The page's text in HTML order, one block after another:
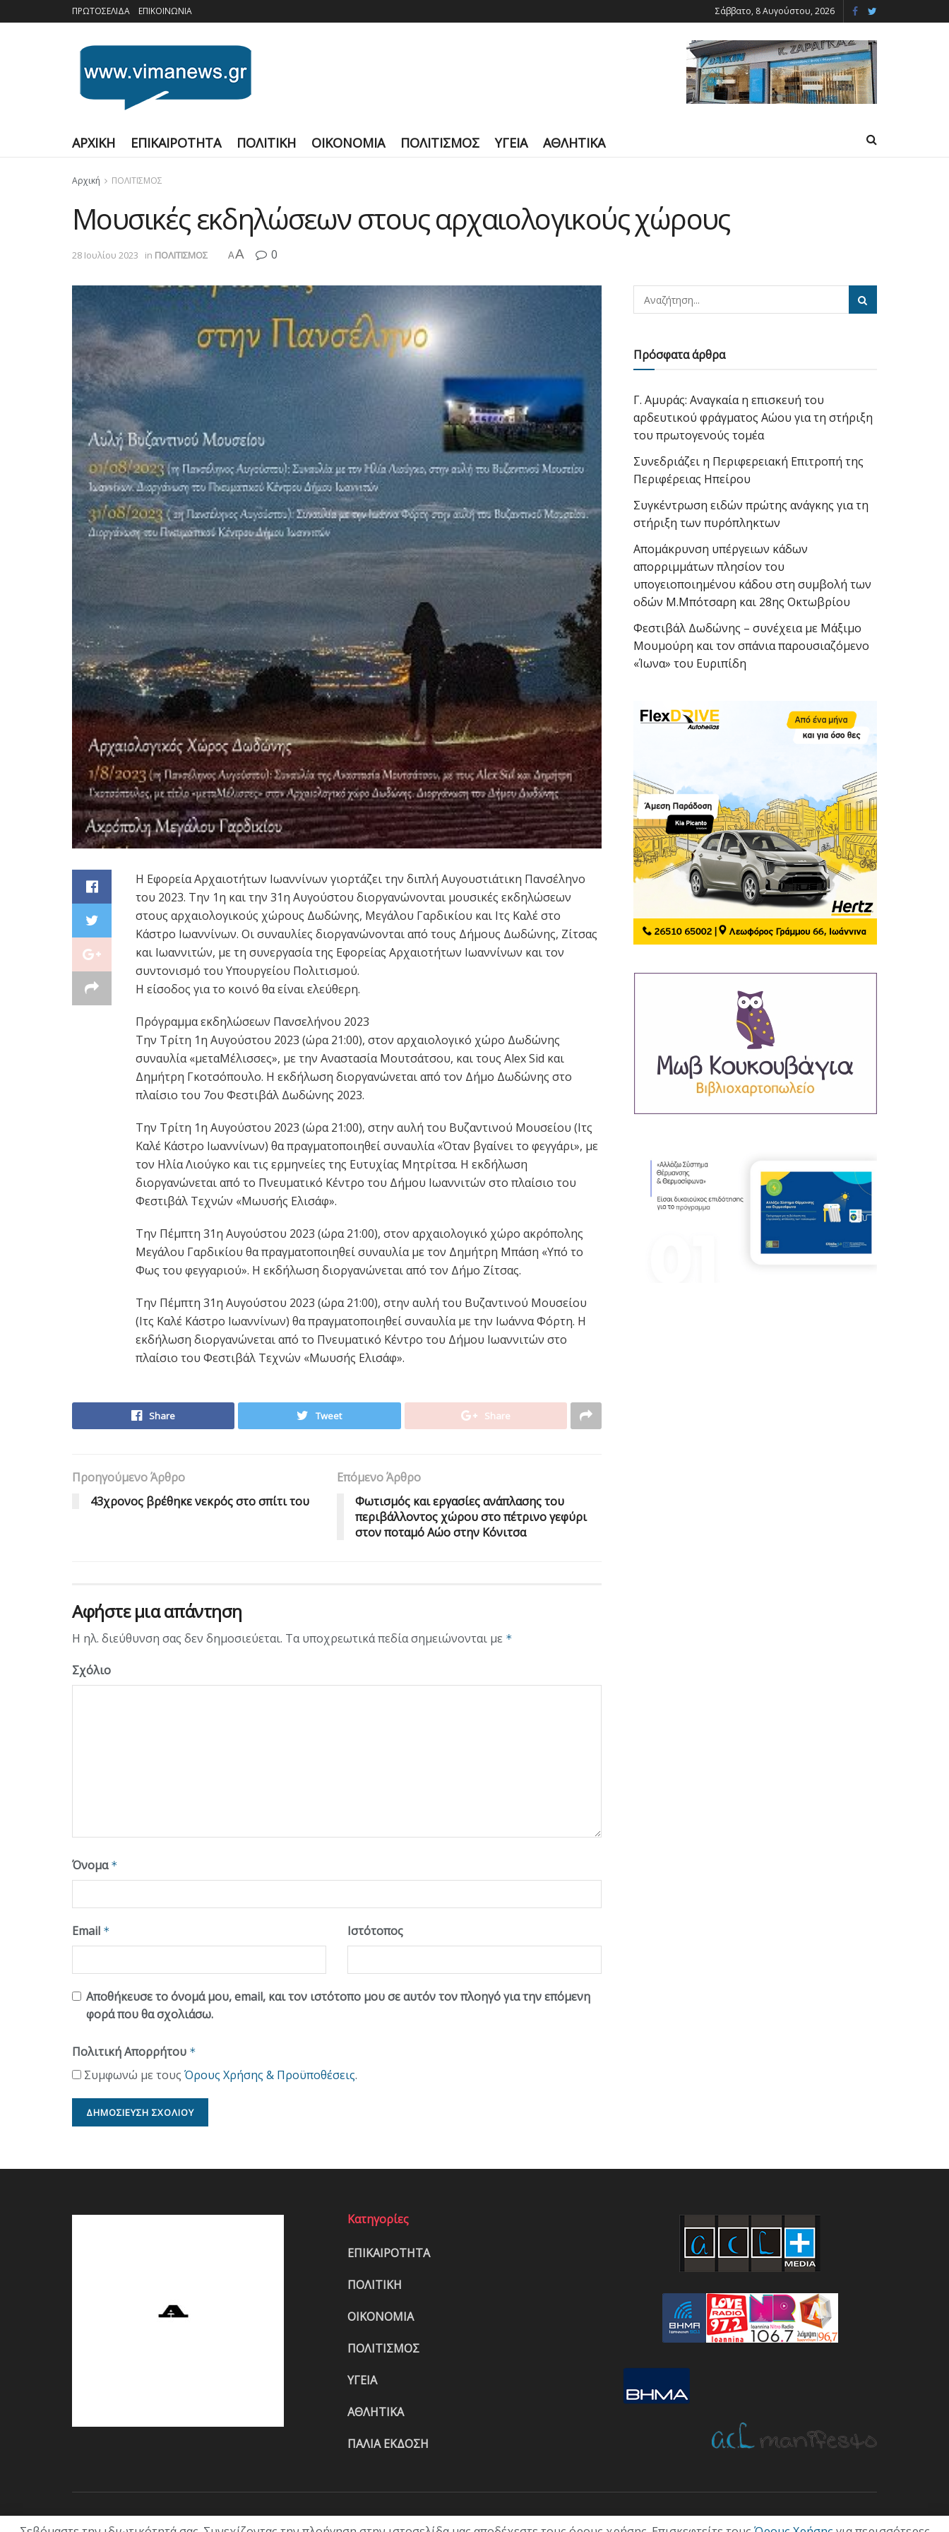
ΠΡΩΤΟΣΕΛΙΔΑ ΕΠΙΚΟΙΝΩΝΙΑ Σάββατο, 8 Αυγούστου, 2026
ΑΡΧΙΚΗ ΕΠΙΚΑΙΡΟΤΗΤΑ ΠΟΛΙΤΙΚΗ ΟΙΚΟΝΟΜΙΑ ΠΟΛΙΤΙΣΜΟΣ ΥΓΕΙΑ ΑΘΛΗΤΙΚΑ
Αρχική ΠΟΛΙΤΙΣΜΟΣ
Μουσικές εκδηλώσεων στους αρχαιολογικούς χώρους
28 Ιουλίου 2023 in ΠΟΛΙΤΙΣΜΟΣ AA 0
Η Εφορεία Αρχαιοτήτων Ιωαννίνων γιορτάζει την διπλή Αυγουστιάτικη Πανσέληνο
του 2023. Την 1η και την 31η Αυγούστου διοργανώνονται μουσικές εκδηλώσεων
στους αρχαιολογικούς χώρους Δωδώνης, Μεγάλου Γαρδικίου και Ιτς Καλέ στο
Κάστρο Ιωαννίνων. Οι συναυλίες διοργανώνονται από τους Δήμους Δωδώνης, Ζίτσας
και Ιωαννιτών, με τη συνεργασία της Εφορείας Αρχαιοτήτων Ιωαννίνων και τον
συντονισμό του Υπουργείου Πολιτισμού.
Η είσοδος για το κοινό θα είναι ελεύθερη.
Πρόγραμμα εκδηλώσεων Πανσελήνου 2023
Την Τρίτη 1η Αυγούστου 2023 (ώρα 21:00), στον αρχαιολογικό χώρο Δωδώνης
συναυλία «μεταΜέλισσες», με την Αναστασία Μουτσάτσου, και τους Alex Sid και
Δημήτρη Γκοτσόπουλο. Η εκδήλωση διοργανώνεται από τον Δήμο Δωδώνης στο
πλαίσιo του 7ου Φεστιβάλ Δωδώνης 2023.
Την Τρίτη 1η Αυγούστου 2023 (ώρα 21:00), στην αυλή του Βυζαντινού Μουσείου (Ιτς
Καλέ Κάστρο Ιωαννίνων) θα πραγματοποιηθεί συναυλία «Όταν βγαίνει το φεγγάρι», με
τον Ηλία Λιούγκο και τις ερμηνείες της Ευτυχίας Μητρίτσα. Η εκδήλωση
διοργανώνεται από το Πνευματικό Κέντρο του Δήμου Ιωαννιτών στο πλαίσιο του
Φεστιβάλ Τεχνών «Μωυσής Ελισάφ».
Την Πέμπτη 31η Αυγούστου 2023 (ώρα 21:00), στον αρχαιολογικό χώρο ακρόπολης
Μεγάλου Γαρδικίου θα πραγματοποιηθεί συναυλία με τον Δημήτρη Μπάση «Υπό το
Φως του φεγγαριού». Η εκδήλωση διοργανώνεται από τον Δήμο Ζίτσας.
Την Πέμπτη 31η Αυγούστου 2023 (ώρα 21:00), στην αυλή του Βυζαντινού Μουσείου
(Ιτς Καλέ Κάστρο Ιωαννίνων) θα πραγματοποιηθεί συναυλία με την Ιωάννα Φόρτη. Η
εκδήλωση διοργανώνεται από το Πνευματικό Κέντρο του Δήμου Ιωαννιτών στο
πλαίσιο του Φεστιβάλ Τεχνών «Μωυσής Ελισάφ».
Share Tweet Share
Προηγούμενο Άρθρο
43χρονος βρέθηκε νεκρός στο σπίτι του
Επόμενο Άρθρο
Φωτισμός και εργασίες ανάπλασης του
περιβάλλοντος χώρου στο πέτρινο γεφύρι
στον ποταμό Αώο στην Κόνιτσα
Αφήστε μια απάντηση
Η ηλ. διεύθυνση σας δεν δημοσιεύεται. Τα υποχρεωτικά πεδία σημειώνονται με *
Σχόλιο
Όνομα *
Email * Ιστότοπος
Αποθήκευσε το όνομά μου, email, και τον ιστότοπο μου σε αυτόν τον πλοηγό για την επόμενη
φορά που θα σχολιάσω.
Πολιτική Απορρήτου *
Συμφωνώ με τους Όρους Χρήσης & Προϋποθέσεις.
Πρόσφατα άρθρα
Γ. Αμυράς: Αναγκαία η επισκευή του
αρδευτικού φράγματος Αώου για τη στήριξη
του πρωτογενούς τομέα
Συνεδριάζει η Περιφερειακή Επιτροπή της
Περιφέρειας Ηπείρου
Συγκέντρωση ειδών πρώτης ανάγκης για τη
στήριξη των πυρόπληκτων
Απομάκρυνση υπέργειων κάδων
απορριμμάτων πλησίον του
υπογειοποιημένου κάδου στη συμβολή των
οδών Μ.Μπότσαρη και 28ης Οκτωβρίου
Φεστιβάλ Δωδώνης – συνέχεια με Μάξιμο
Μουμούρη και τον σπάνια παρουσιαζόμενο
«Ίωνα» του Ευριπίδη
Κατηγορίες
ΕΠΙΚΑΙΡΟΤΗΤΑ
ΠΟΛΙΤΙΚΗ
ΟΙΚΟΝΟΜΙΑ
ΠΟΛΙΤΙΣΜΟΣ
ΥΓΕΙΑ
ΑΘΛΗΤΙΚΑ
ΠΑΛΙΑ ΕΚΔΟΣΗ